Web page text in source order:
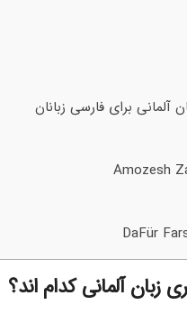
آلمانی برای فارسی زبانان
زبان آلمانی کدام اند؟